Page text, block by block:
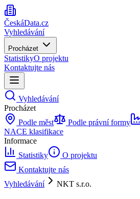
ČeskáData.cz
Vyhledávání
Procházet
StatistikyO projektu
Kontaktujte nás
Vyhledávání
Procházet
Podle měst
Podle právní formy
NACE klasifikace
Informace
Statistiky
O projektu
Kontaktujte nás
Vyhledávání
NKT s.r.o.